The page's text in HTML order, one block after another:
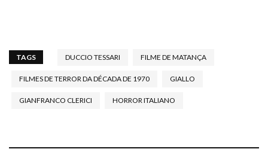
TAGS DUCCIO TESSARI FILME DE MATANÇA
FILMES DE TERROR DA DÉCADA DE 1970 GIALLO
GIANFRANCO CLERICI HORROR ITALIANO